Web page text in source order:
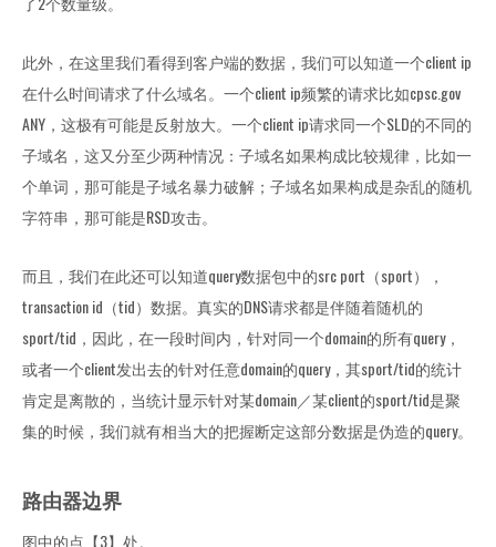
此外，在这里我们看得到客户端的数据，我们可以知道一个client ip
在什么时间请求了什么域名。一个client ip频繁的请求比如cpsc.gov
ANY，这极有可能是反射放大。一个client ip请求同一个SLD的不同的
子域名，这又分至少两种情况：子域名如果构成比较规律，比如一
个单词，那可能是子域名暴力破解；子域名如果构成是杂乱的随机
字符串，那可能是RSD攻击。
而且，我们在此还可以知道query数据包中的src port（sport），
transaction id（tid）数据。真实的DNS请求都是伴随着随机的
sport/tid，因此，在一段时间内，针对同一个domain的所有query，
或者一个client发出去的针对任意domain的query，其sport/tid的统计
肯定是离散的，当统计显示针对某domain／某client的sport/tid是聚
集的时候，我们就有相当大的把握断定这部分数据是伪造的query。
路由器边界
图中的点【3】处。